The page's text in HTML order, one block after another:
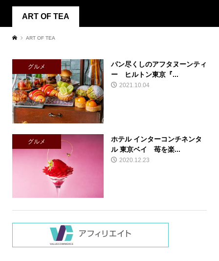
ART OF TEA
ART OF TEA
グルメ
パン尽くしのアフタヌーンティ
ー ヒルトン東京『...
2021.10.04
グルメ
ホテル インターコンチネンタ
ル 東京ベイ 苺を楽...
2020.12.23